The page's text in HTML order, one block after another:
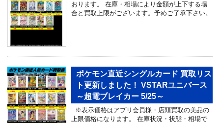
おります。 在庫・相場により金額が上下する場
合と買取上限がございます。予めご了承下さい。
ポケモン直近シングルカード 買取リス
ト更新しました！ VSTARユニバース
～超電ブレイカー 5/25～
※表示価格はアプリ会員様・店頭買取の美品の
上限価格になります。 在庫状況・状態・相場で